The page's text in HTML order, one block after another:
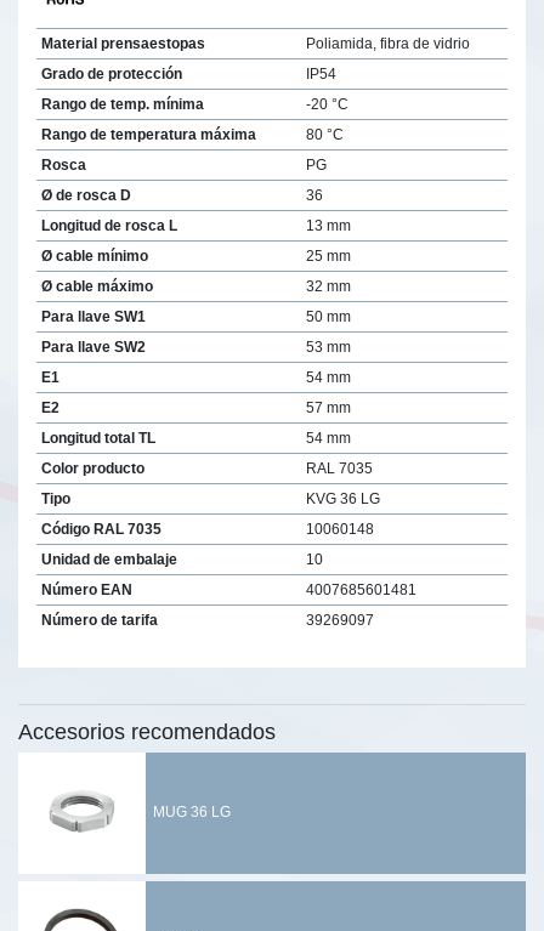
Material prensaestopas
Poliamida, fibra de vidrio
Grado de protección
IP54
Rango de temp. mínima
-20 °C
Rango de temperatura máxima
80 °C
Rosca
PG
Ø de rosca D
36
Longitud de rosca L
13 mm
Ø cable mínimo
25 mm
Ø cable máximo
32 mm
Para llave SW1
50 mm
Para llave SW2
53 mm
E1
54 mm
E2
57 mm
Longitud total TL
54 mm
Color producto
RAL 7035
Tipo
KVG 36 LG
Código RAL 7035
10060148
Unidad de embalaje
10
Número EAN
4007685601481
Número de tarifa
39269097
Accesorios recomendados
MUG 36 LG